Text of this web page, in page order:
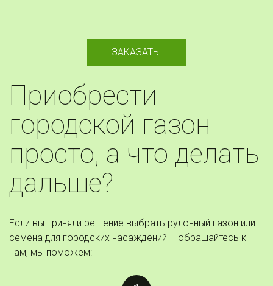
ЗАКАЗАТЬ
Приобрести
городской газон
просто, а что делать
дальше?
Если вы приняли решение выбрать рулонный газон или
семена для городских насаждений – обращайтесь к
нам, мы поможем: